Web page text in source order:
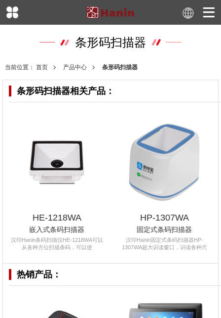
条形码扫描器
当前位置： 首页 产品中心 条形码扫描器
条形码扫描器相关产品：
HE-1218WA
嵌入式条码扫描器
汉印Hanin条码扫描仪HE-1218WA可以
从各种方位扫描条码，可以使
HP-1307WA
固定式条码扫描器
汉印Hanin固定式条码扫描器HP-
1307WA超大识读窗口，识读各种尺
热销产品：